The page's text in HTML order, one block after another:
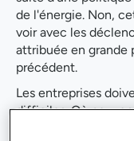
de l'énergie. Non,
voir avec les
attribuée en grande
précédent.
Les entreprises
difficiles. Où